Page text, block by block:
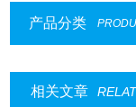
产品分类
相关文章